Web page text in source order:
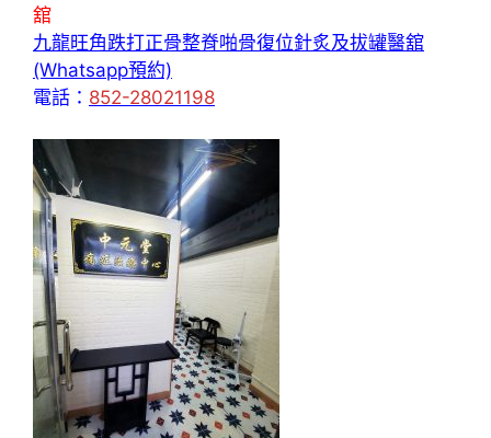
舘
九龍旺角跌打正骨整脊啪骨復位針炙及拔罐醫舘
(Whatsapp預約)
電話： 852-28021198